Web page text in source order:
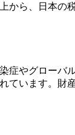
から、日本の
症やグローバ
ています。財